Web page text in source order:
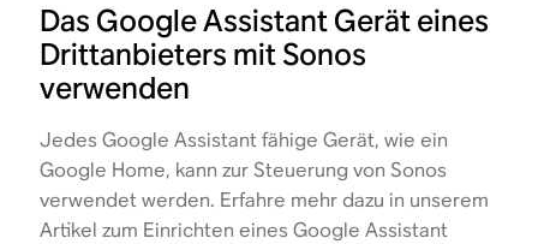
Das Google Assistant Gerät eines
Drittanbieters mit Sonos
verwenden
Jedes Google Assistant fähige Gerät, wie ein
Google Home, kann zur Steuerung von Sonos
verwendet werden. Erfahre mehr dazu in unserem
Artikel zum Einrichten eines Google Assistant